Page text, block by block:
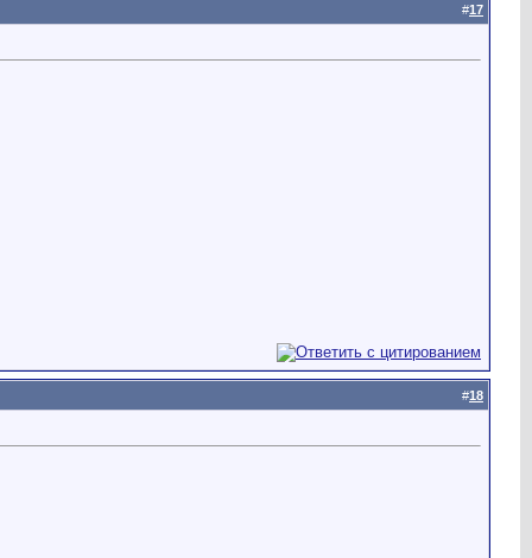
#17
#18